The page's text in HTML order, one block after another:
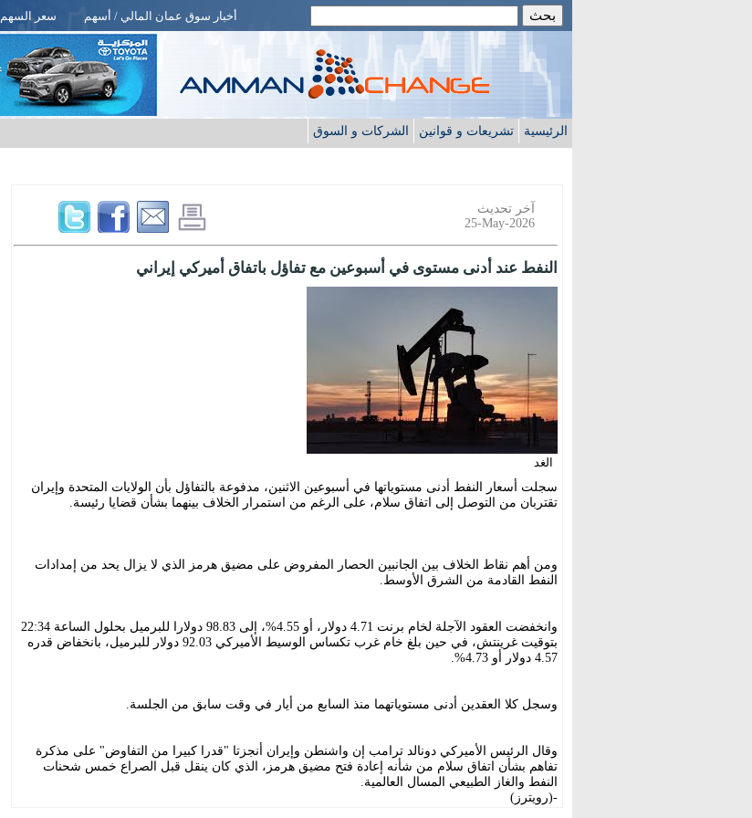
أخبار سوق عمان المالي / أسهم سعر السهم
الرئيسية تشريعات و قوانين الشركات و السوق
آخر تحديث
25-May-2026
النفط عند أدنى مستوى في أسبوعين مع تفاؤل باتفاق أميركي إيراني
الغد
سجلت أسعار النفط أدنى مستوياتها في أسبوعين الاثنين، مدفوعة بالتفاؤل بأن الولايات المتحدة وإيران
تقتربان من التوصل إلى اتفاق سلام، على الرغم من استمرار الخلاف بينهما بشأن قضايا رئيسة.
ومن أهم نقاط الخلاف بين الجانبين الحصار المفروض على مضيق هرمز الذي لا يزال يحد من إمدادات
النفط القادمة من الشرق الأوسط.
وانخفضت العقود الآجلة لخام برنت 4.71 دولار، أو 4.55%، إلى 98.83 دولارا للبرميل بحلول الساعة 22:34
بتوقيت غرينتش، في حين بلغ خام غرب تكساس الوسيط الأميركي 92.03 دولار للبرميل، بانخفاض قدره
4.57 دولار أو 4.73%.
وسجل كلا العقدين أدنى مستوياتهما منذ السابع من أيار في وقت سابق من الجلسة.
وقال الرئيس الأميركي دونالد ترامب إن واشنطن وإيران أنجزتا "قدرا كبيرا من التفاوض" على مذكرة
تفاهم بشأن اتفاق سلام من شأنه إعادة فتح مضيق هرمز، الذي كان ينقل قبل الصراع خمس شحنات
النفط والغاز الطبيعي المسال العالمية.
-(رويترز)